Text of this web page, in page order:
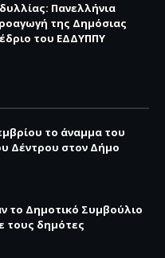
Πανελλήνια
της Δημόσιας
του ΕΔΔΥΠΠΥ
το άναμμα του
Δέντρου στον Δήμο
το Δημοτικό Συμβούλιο
τους δημότες